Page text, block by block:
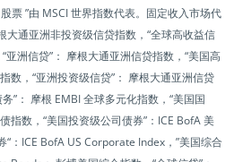
票 ”由 MSCI 世界指数代表。固定收入市场代
大通亚洲非投资级信贷指数，“全球高收益信
亚洲信贷”： 摩根大通亚洲信贷指数，“美国高
数，“亚洲投资级信贷”： 摩根大通亚洲信贷
”： 摩根 EMBI 全球多元化指数，“美国国
指数，“美国投资级公司债券”：ICE BofA 美
：ICE BofA US Corporate Index，”美国综合